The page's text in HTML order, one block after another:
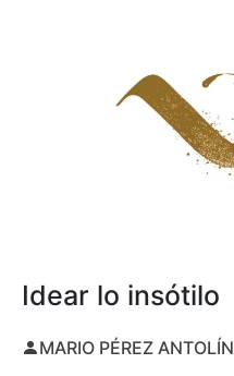
Idear lo insótilo
MARIO PÉREZ ANTOLÍN